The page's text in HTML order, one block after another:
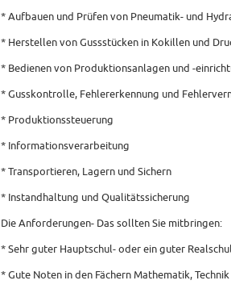
* Aufbauen und Prüfen von Pneumatik- und
* Herstellen von Gussstücken in Kokillen und
* Bedienen von Produktionsanlagen und -
* Gusskontrolle, Fehlererkennung und
* Produktionssteuerung
* Informationsverarbeitung
* Transportieren, Lagern und Sichern
* Instandhaltung und Qualitätssicherung
Die Anforderungen- Das sollten Sie mitbringen:
* Sehr guter Hauptschul- oder ein guter
* Gute Noten in den Fächern Mathematik,